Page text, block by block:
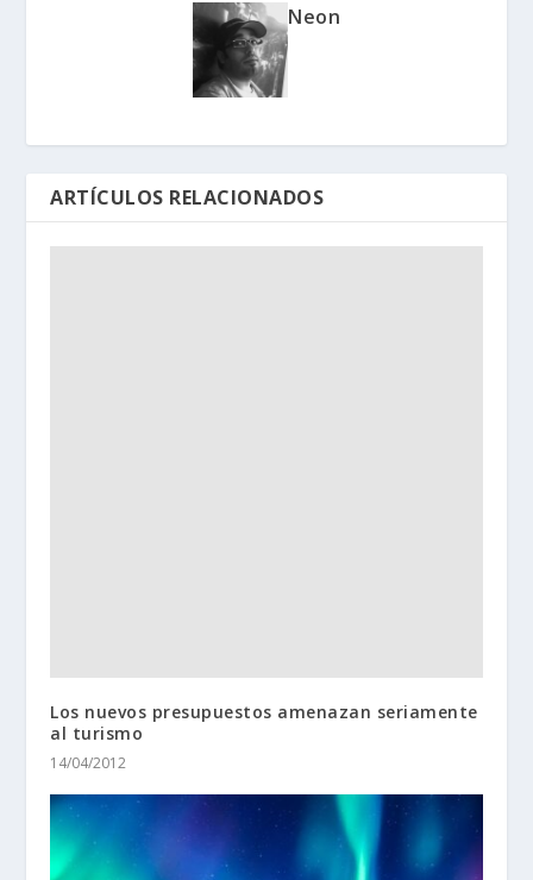
Neon
ARTÍCULOS RELACIONADOS
Los nuevos presupuestos amenazan seriamente
al turismo
14/04/2012